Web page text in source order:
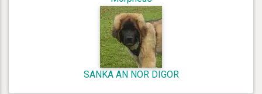
SANKA AN NOR DIGOR